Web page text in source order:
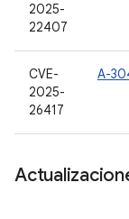
2025-
22407
CVE-
2025-
26417
A-